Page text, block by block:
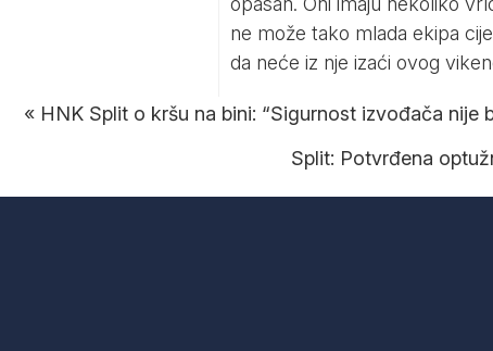
ne može tako mlada ekipa
da neće iz nje izaći ovog
« HNK Split o kršu na bini: “Sigurnost izvođača nije
Split: Potvrđena